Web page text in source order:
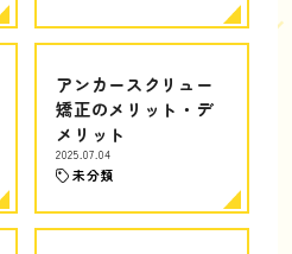
アンカースクリュー
矯正のメリット・デ
メリット
2025.07.04
未分類